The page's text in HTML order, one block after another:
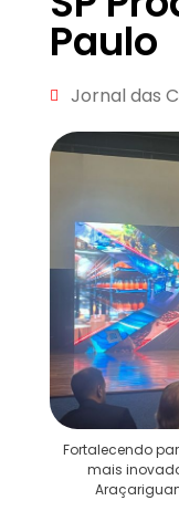
Paulo
Jornal das
Fortalecendo
mais